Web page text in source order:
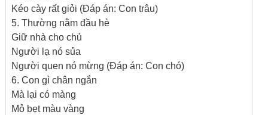
Kéo cày rất giỏi (Đáp án: Con trâu)
5. Thường nằm đầu hè
Giữ nhà cho chủ
Người lạ nó sủa
Người quen nó mừng (Đáp án: Con chó)
6. Con gì chân ngắn
Mà lại có màng
Mỏ bẹt màu vàng